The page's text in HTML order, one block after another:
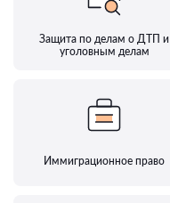
Защита по делам о ДТП и
уголовным делам
Иммиграционное право